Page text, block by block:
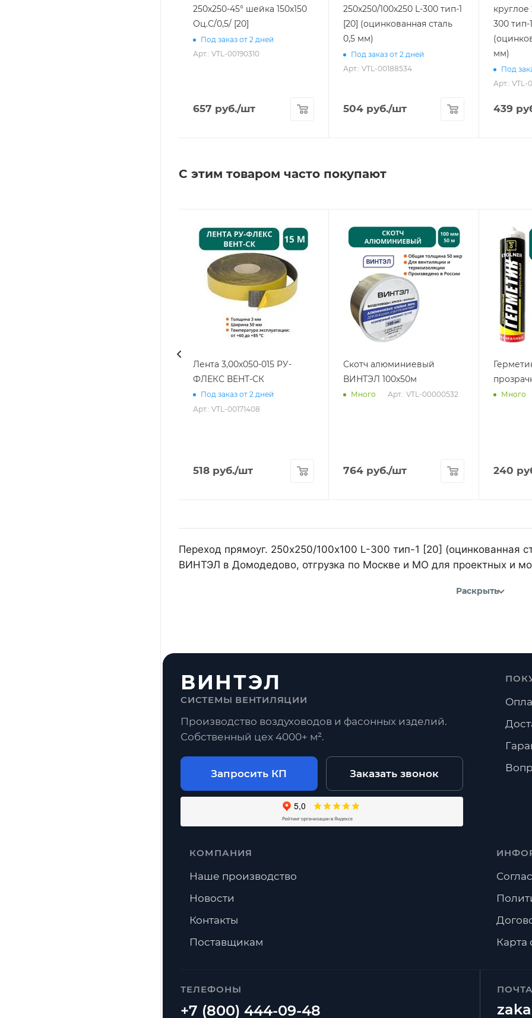
250х250-45° шейка 150х150
Оц.С/0,5/ [20]
Под заказ от 2 дней
Арт.: VTL-00190310
657 руб./шт
250х250/100х250 L-300 тип-1
[20] (оцинкованная сталь
0,5 мм)
Под заказ от 2 дней
Арт.: VTL-00188534
504 руб./шт
круглое
300 тип-
мм)
Под
Арт.: VTL-
439
С этим товаром часто покупают
Лента 3,00х050-015 РУ-
ФЛЕКС ВЕНТ-СК
Под заказ от 2 дней
Арт.: VTL-00171408
518 руб./шт
Скотч алюминиевый
ВИНТЭЛ 100х50м
Много Арт.: VTL-00000532
764 руб./шт
Много
240
Переход прямоуг. 250х250/100х100 L-300 тип-1 [20] (оцинкованная
ВИНТЭЛ в Домодедово, отгрузка по Москве и МО для проектных и
Раскрыть
ВИНТЭЛ
СИСТЕМЫ ВЕНТИЛЯЦИИ
Производство воздуховодов и фасонных изделий.
Собственный цех 4000+ м².
Запросить КП Заказать звонок
ТЕЛЕФОНЫ
КОМПАНИЯ
Наше производство
Новости
Контакты
Поставщикам
Карта